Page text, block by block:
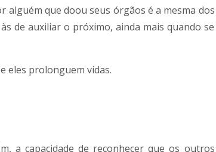
alguém que doou seus órgãos é a mesma dos
de auxiliar o próximo, ainda mais quando se
eles prolonguem vidas.
a capacidade de reconhecer que os outros